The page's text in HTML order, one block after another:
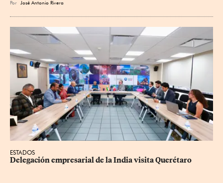
Por José Antonio Rivera
ESTADOS
Delegación empresarial de la India visita Querétaro